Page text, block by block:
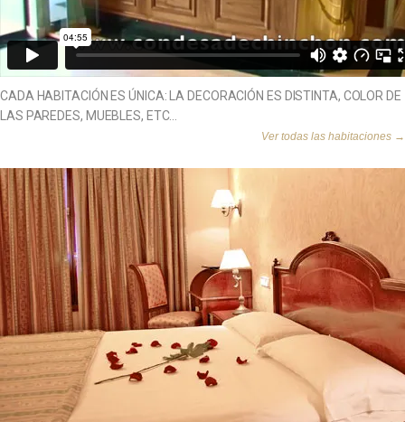
CADA HABITACIÓN ES ÚNICA: LA DECORACIÓN ES DISTINTA, COLOR DE
LAS PAREDES, MUEBLES, ETC…
Ver todas las habitaciones →